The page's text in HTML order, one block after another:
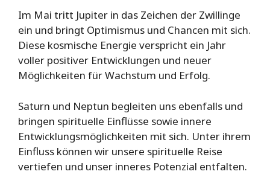
Im Mai tritt Jupiter in das Zeichen der Zwillinge
ein und bringt Optimismus und Chancen mit sich.
Diese kosmische Energie verspricht ein Jahr
voller positiver Entwicklungen und neuer
Möglichkeiten für Wachstum und Erfolg.
Saturn und Neptun begleiten uns ebenfalls und
bringen spirituelle Einflüsse sowie innere
Entwicklungsmöglichkeiten mit sich. Unter ihrem
Einfluss können wir unsere spirituelle Reise
vertiefen und unser inneres Potenzial entfalten.